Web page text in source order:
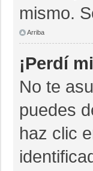
mismo.
Arriba
¡Perdí
No te
puedes
haz clic